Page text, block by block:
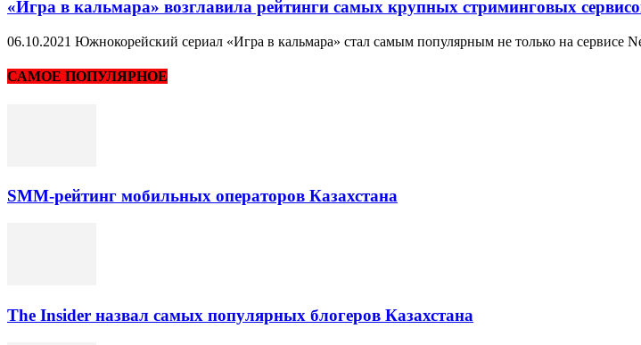
«Игра в кальмара» возглавила рейтинги самых крупных стриминговых
06.10.2021 Южнокорейский сериал «Игра в кальмара» стал самым популярным не только на
САМОЕ ПОПУЛЯРНОЕ
SMM-рейтинг мобильных операторов Казахстана
The Insider назвал самых популярных блогеров Казахстана